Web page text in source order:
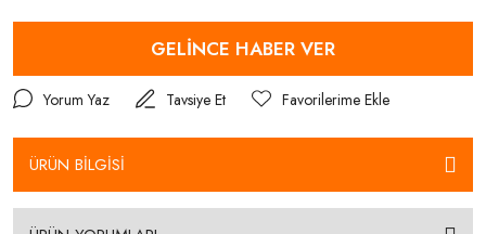
GELİNCE HABER VER
Yorum Yaz Tavsiye Et
ÜRÜN BİLGİSİ